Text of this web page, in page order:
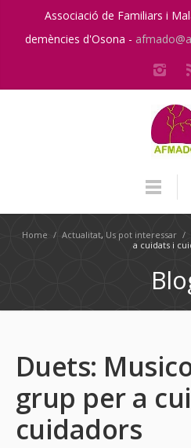
Associació de Familiars i
demències d'Osona -
Home / Actualitat, Us pot interessar /
a cuidats i
Duets:
grup per a
cuidadors